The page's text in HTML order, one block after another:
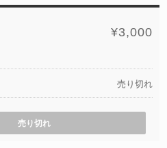
¥3,000
売り切れ
売り切れ